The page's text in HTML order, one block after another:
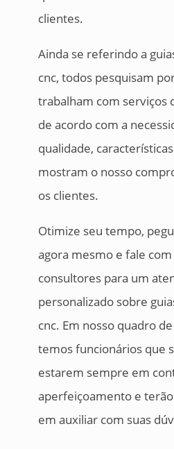
clientes.
Ainda se referindo a
cnc, todos pesquisam
trabalham com serviços
de acordo com a
qualidade,
mostram o nosso
os clientes.
Otimize seu tempo,
agora mesmo e fale
consultores para um
personalizado sobre
cnc. Em nosso quadro
temos funcionários que
estarem sempre em
aperfeiçoamento e
em auxiliar com suas